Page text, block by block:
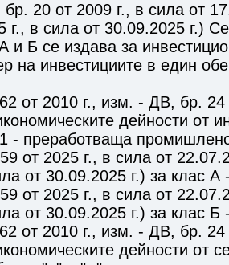
20 от 2009 г., в сила от
в сила от 30.09.2025 г.)
и Б се издава за
на инвестициите в един
от 2010 г., изм. - ДВ, бр. 24
дейности от
- преработваща
от 2025 г., в сила от
от 30.09.2025 г.) за клас
от 2025 г., в сила от
от 30.09.2025 г.) за клас
от 2010 г., изм. - ДВ, бр. 24
дейности от